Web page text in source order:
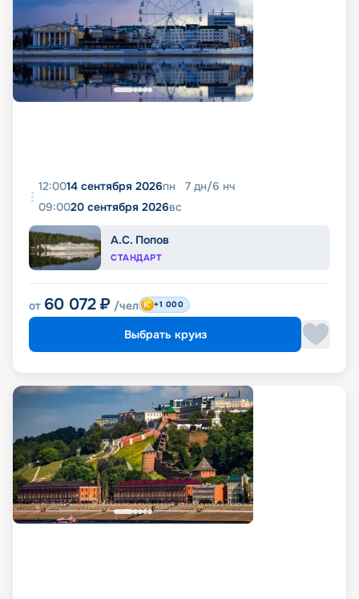
12:0014 сентября 2026пн 7 дн/6 нч
09:0020 сентября 2026вс
А.С. Попов
СТАНДАРТ
от 60 072 ₽ /чел +1 000
Выбрать круиз